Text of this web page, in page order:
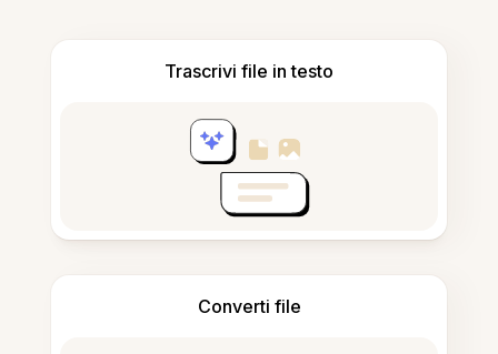
Trascrivi file in testo
Converti file